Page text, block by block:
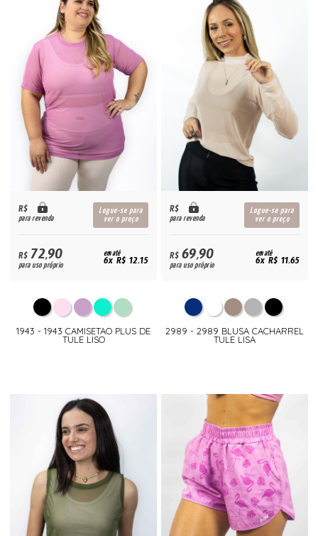
R$
para revenda
Logue-se para
ver o preço
R$72,90
para uso próprio
em até
6x R$ 12,15
1943 - 1943 CAMISETAO PLUS DE
TULE LISO
R$
para revenda
Logue-se para
ver o preço
R$69,90
para uso próprio
em até
6x R$ 11,65
2989 - 2989 BLUSA CACHARREL
TULE LISA